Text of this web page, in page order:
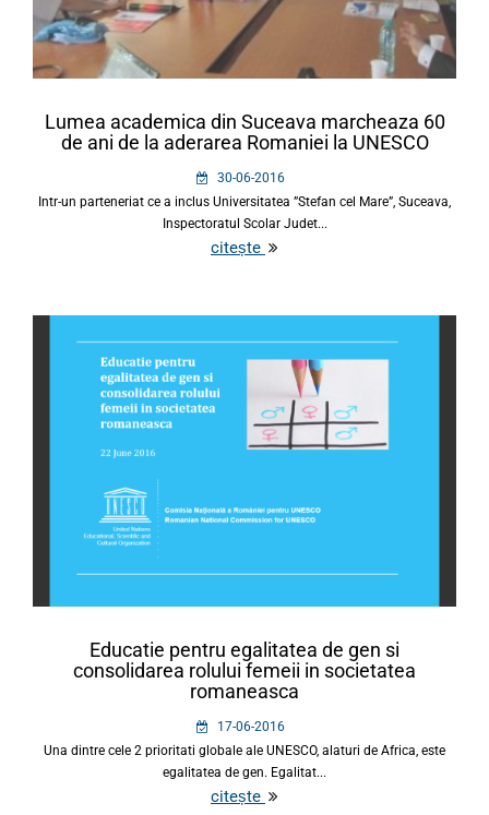
Lumea academica din Suceava marcheaza 60
de ani de la aderarea Romaniei la UNESCO
30-06-2016
Intr-un parteneriat ce a inclus Universitatea ”Stefan cel Mare”, Suceava,
Inspectoratul Scolar Judet...
citește
Educatie pentru egalitatea de gen si
consolidarea rolului femeii in societatea
romaneasca
17-06-2016
Una dintre cele 2 prioritati globale ale UNESCO, alaturi de Africa, este
egalitatea de gen. Egalitat...
citește